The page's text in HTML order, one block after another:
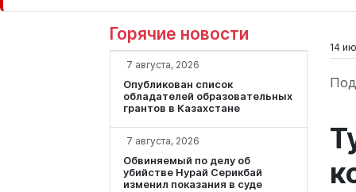
Горячие новости
7 августа, 2026
Опубликован список
обладателей образовательных
грантов в Казахстане
7 августа, 2026
Обвиняемый по делу об
убийстве Нурай Серикбай
изменил показания в суде
14